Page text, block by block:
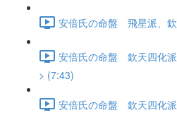
安倍氏の命盤 飛星派、
安倍氏の命盤 欽天四化
> (7:43)
安倍氏の命盤 欽天四化